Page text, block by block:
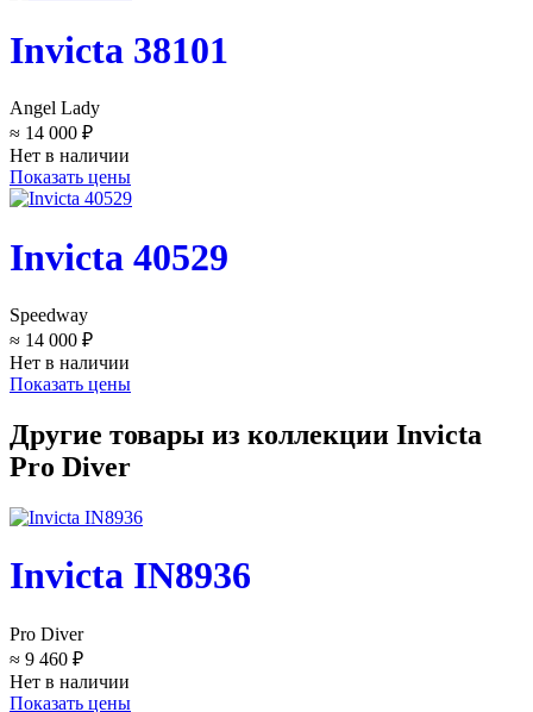
Invicta 38101
Angel Lady
≈ 14 000 ₽
Нет в наличии
Показать цены
Invicta 40529
Speedway
≈ 14 000 ₽
Нет в наличии
Показать цены
Другие товары из коллекции Invicta
Pro Diver
Invicta IN8936
Pro Diver
≈ 9 460 ₽
Нет в наличии
Показать цены